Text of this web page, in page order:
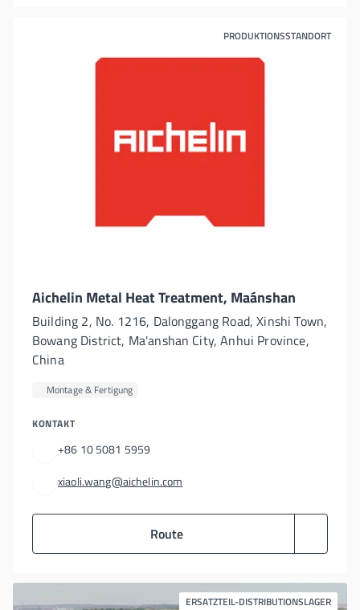
PRODUKTIONSSTANDORT
Aichelin Metal Heat Treatment, Maánshan
Building 2, No. 1216, Dalonggang Road, Xinshi Town,
Bowang District, Ma'anshan City, Anhui Province,
China
Montage & Fertigung
KONTAKT
+86 10 5081 5959
xiaoli.wang@aichelin.com
Route
ERSATZTEIL-DISTRIBUTIONSLAGER